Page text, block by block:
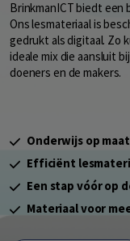
BrinkmanICT biedt een
Ons lesmateriaal is
gedrukt als digitaal. Zo
ideale mix die aansluit
doeners en de makers.
Onderwijs op maat
Efficiënt
Een stap vóór op
Materiaal voor